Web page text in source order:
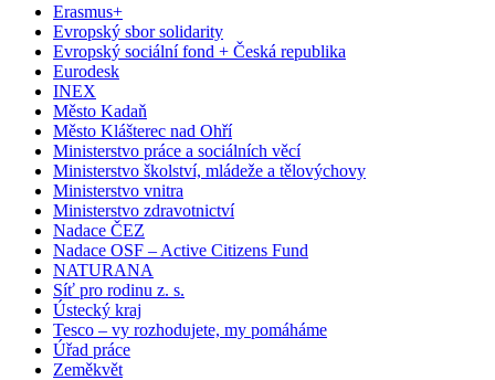
Erasmus+
Evropský sbor solidarity
Evropský sociální fond + Česká republika
Eurodesk
INEX
Město Kadaň
Město Klášterec nad Ohří
Ministerstvo práce a sociálních věcí
Ministerstvo školství, mládeže a tělovýchovy
Ministerstvo vnitra
Ministerstvo zdravotnictví
Nadace ČEZ
Nadace OSF – Active Citizens Fund
NATURANA
Síť pro rodinu z. s.
Ústecký kraj
Tesco – vy rozhodujete, my pomáháme
Úřad práce
Zeměkvět